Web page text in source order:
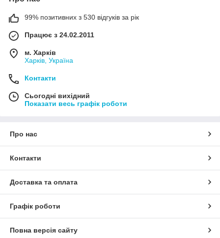
99% позитивних з 530 відгуків за рік
Працює з 24.02.2011
м. Харків
Харків, Україна
Контакти
Сьогодні вихідний
Показати весь графік роботи
Про нас
Контакти
Доставка та оплата
Графік роботи
Повна версія сайту